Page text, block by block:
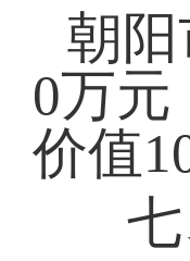
朝阳
0万元
价值